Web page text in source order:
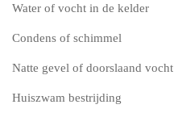
Water of vocht in de kelder
Condens of schimmel
Natte gevel of doorslaand vocht
Huiszwam bestrijding